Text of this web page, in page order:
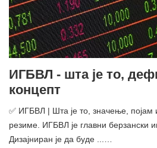
ИГБВЛ - шта је то,
концепт
✅ ИГБВЛ | Шта је то, значење,
резиме. ИГБВЛ је главни берзански
Дизајниран је да буде ...…